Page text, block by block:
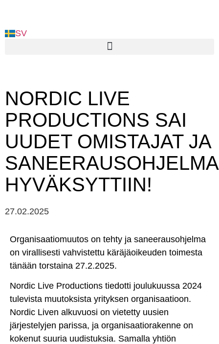
SV
NORDIC LIVE
PRODUCTIONS SAI
UUDET OMISTAJAT JA
SANEERAUSOHJELMA
HYVÄKSYTTIIN!
27.02.2025
Organisaatiomuutos on tehty ja saneerausohjelma
on virallisesti vahvistettu käräjäoikeuden toimesta
tänään torstaina 27.2.2025.
Nordic Live Productions tiedotti joulukuussa 2024
tulevista muutoksista yrityksen organisaatioon.
Nordic Liven alkuvuosi on vietetty uusien
järjestelyjen parissa, ja organisaatiorakenne on
kokenut suuria uudistuksia. Samalla yhtiön